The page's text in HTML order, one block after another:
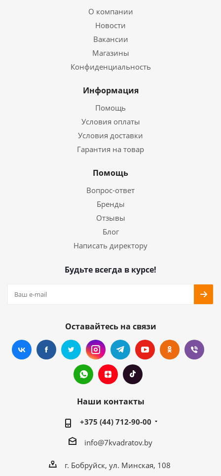
О компании
Новости
Вакансии
Магазины
Конфиденциальность
Информация
Помощь
Условия оплаты
Условия доставки
Гарантия на товар
Помощь
Вопрос-ответ
Бренды
Отзывы
Блог
Написать директору
Будьте всегда в курсе!
Оставайтесь на связи
Наши контакты
+375 (44) 712-90-00
info@7kvadratov.by
г. Бобруйск, ул. Минская, 108